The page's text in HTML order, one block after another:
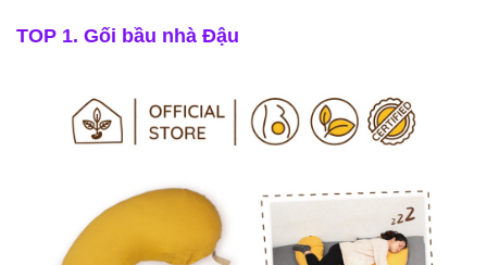
TOP 1. Gối bầu nhà Đậu